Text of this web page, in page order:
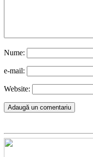
Nume:
e-mail:
Website: